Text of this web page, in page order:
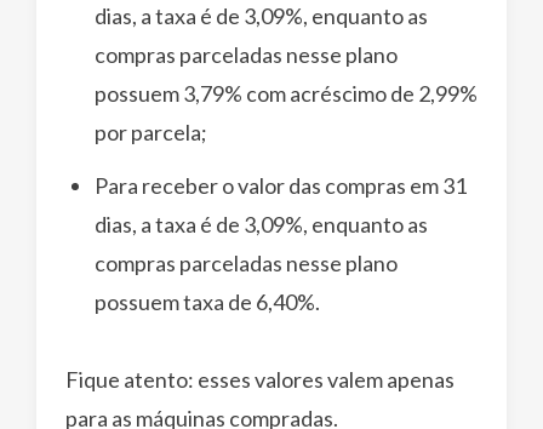
dias, a taxa é de 3,09%, enquanto as
compras parceladas nesse plano
possuem 3,79% com acréscimo de 2,99%
por parcela;
Para receber o valor das compras em 31
dias, a taxa é de 3,09%, enquanto as
compras parceladas nesse plano
possuem taxa de 6,40%.
Fique atento: esses valores valem apenas
para as máquinas compradas.